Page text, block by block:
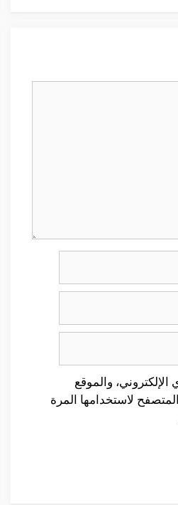
والموقع
لاستخدامها المرة